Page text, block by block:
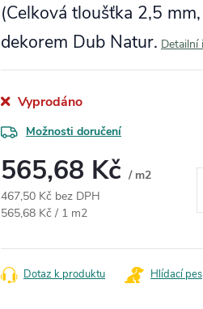
(Celková tloušťka 2,5
dekorem Dub Natur. Detailní
Vyprodáno
Možnosti doručení
565,68 Kč / m2
467,50 Kč bez DPH
Měrná cena:
565,68 Kč / 1 m2
Dotaz k produktu Hlídací pes